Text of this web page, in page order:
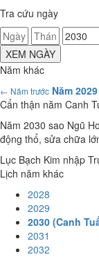
Tra cứu ngày
XEM NGÀY
Năm khác
← Năm trước Năm 2029
Cẩn thận năm Canh
Năm 2030 sao Ngũ
động thổ, sửa chữa
Lục Bạch Kim nhập
Lịch năm khác
2028
2029
2030 (Canh
2031
2032